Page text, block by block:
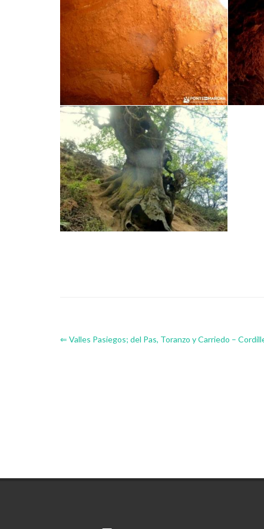
⇐ Valles Pasiegos; del Pas, Toranzo y Carriedo –